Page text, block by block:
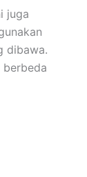
juga
dibawa.
berbeda